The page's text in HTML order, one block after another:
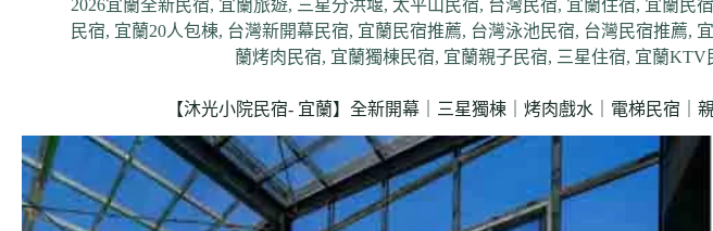
2026宜蘭全新民宿, 宜蘭旅遊, 三星分洪堰, 太平山民宿, 台灣民宿, 宜蘭住宿, 宜蘭民宿
民宿, 宜蘭20人包棟, 台灣新開幕民宿, 宜蘭民宿推薦, 台灣泳池民宿, 台灣民宿推薦,
蘭烤肉民宿, 宜蘭獨棟民宿, 宜蘭親子民宿, 三星住宿, 宜蘭KTV
【沐光小院民宿- 宜蘭】全新開幕｜三星獨棟｜烤肉戲水｜電梯民宿｜